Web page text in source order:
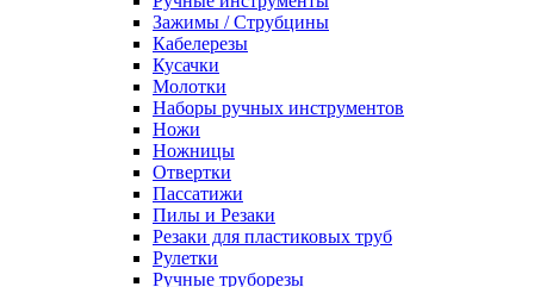
Зажимы / Струбцины
Кабелерезы
Кусачки
Молотки
Наборы ручных инструментов
Ножи
Ножницы
Отвертки
Пассатижи
Пилы и Резаки
Резаки для пластиковых труб
Рулетки
Ручные труборезы